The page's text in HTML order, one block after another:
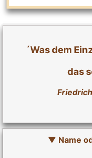
´Was dem
das
▼ Name